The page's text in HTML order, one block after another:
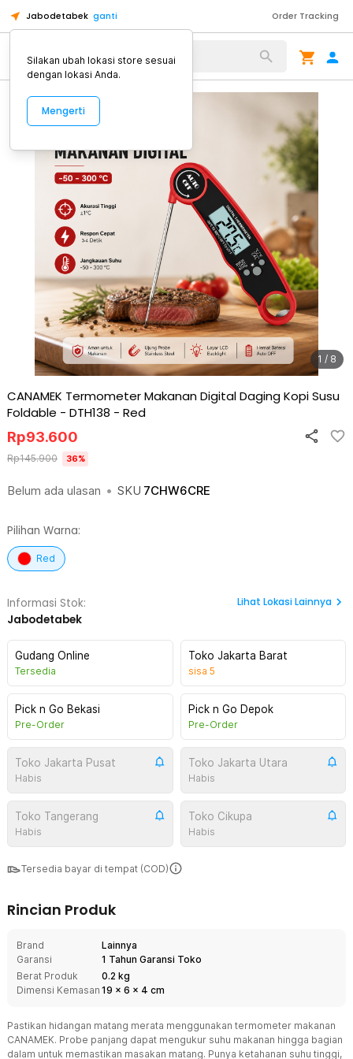
Jabodetabek ganti Order Tracking
Alat Kopi
1 / 8
CANAMEK Termometer Makanan Digital Daging Kopi Susu
Foldable - DTH138 - Red
Belum ada ulasan • SKU 7CHW6CRE
Rp93.600
Rp145.900 36%
Pilihan Warna:
Red
Informasi Stok:
Jabodetabek
Lihat Lokasi Lainnya
Gudang Online
Tersedia
Toko Jakarta Barat
sisa 5
Pick n Go Bekasi
Pre-Order
Pick n Go Depok
Pre-Order
Toko Jakarta Pusat
Habis
Toko Jakarta Utara
Habis
Toko Tangerang
Habis
Toko Cikupa
Habis
Tersedia bayar di tempat (COD)
Rincian Produk
Brand
Lainnya
Garansi
1 Tahun Garansi Toko
Berat Produk
0.2 kg
Dimensi Kemasan 19 x 6 x 4 cm
Pastikan hidangan matang merata menggunakan termometer makanan
CANAMEK. Probe panjang dapat mengukur suhu makanan hingga bagian
dalam untuk memastikan masakan matang. Punya ketahanan suhu tinggi,
Silakan ubah lokasi store sesuai
dengan lokasi Anda.
Mengerti